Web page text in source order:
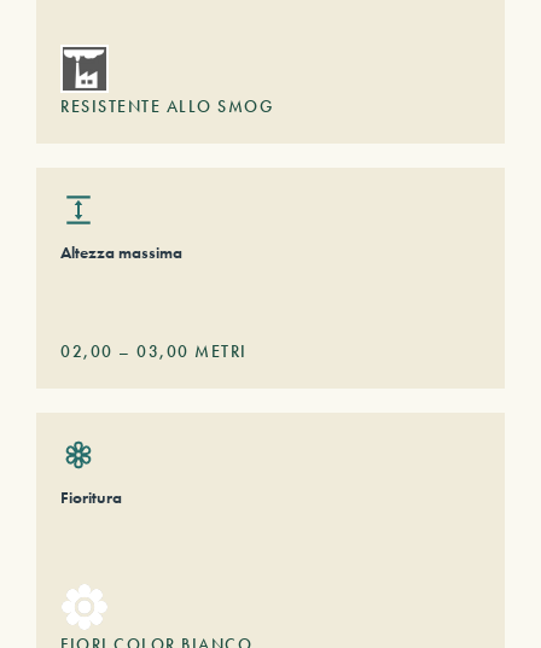
RESISTENTE ALLO SMOG
Altezza massima
02,00 – 03,00 METRI
Fioritura